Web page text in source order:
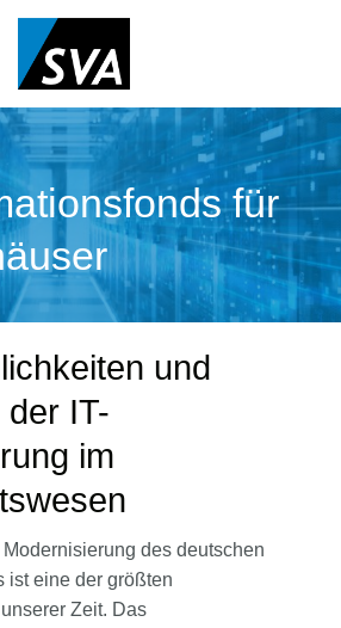
für
und
der IT-
im
des deutschen
ist eine der größten
Zeit. Das